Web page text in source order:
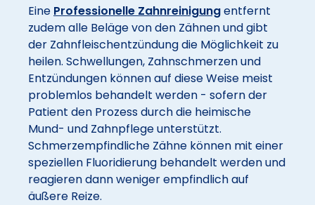
Eine Professionelle Zahnreinigungentfernt
zudem alle Beläge von den Zähnen und gibt
der Zahnfleischentzündung die Möglichkeit zu
heilen. Schwellungen, Zahnschmerzen und
Entzündungen können auf diese Weise meist
problemlos behandelt werden - sofern der
Patient den Prozess durch die heimische
Mund- und Zahnpflege unterstützt.
Schmerzempfindliche Zähne können mit einer
speziellen Fluoridierung behandelt werden und
reagieren dann weniger empfindlich auf
äußere Reize.